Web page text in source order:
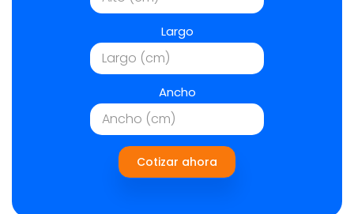
Largo
Ancho
Cotizar ahora